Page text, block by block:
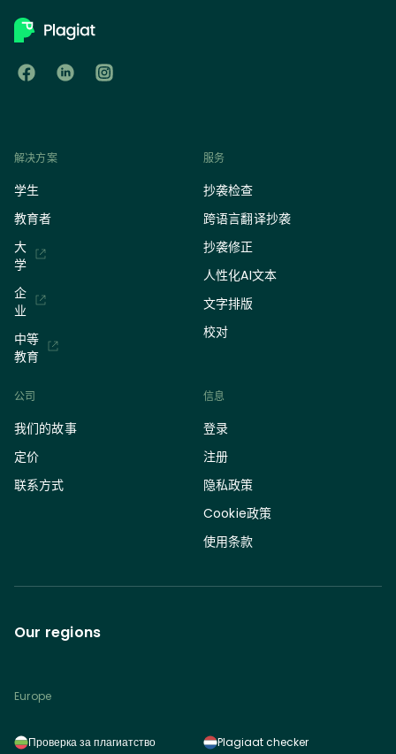
解决方案
学生
教育者
大
学
企
业
中等
教育
服务
抄袭检查
跨语言翻译抄袭
抄袭修正
人性化AI文本
文字排版
校对
公司
我们的故事
定价
联系方式
信息
登录
注册
隐私政策
Cookie政策
使用条款
Our regions
Europe
Проверка за плагиатство Plagiaat checker